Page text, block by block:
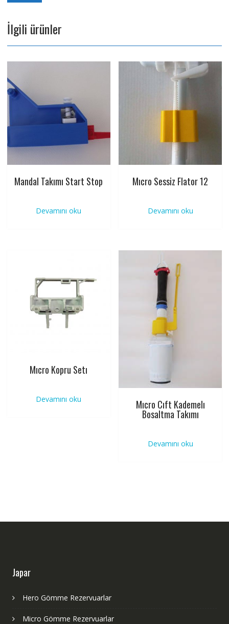
İlgili ürünler
Mandal Takımı Start Stop
Devamını oku
Mıcro Sessiz Flator 12
Devamını oku
Mıcro Kopru Setı
Devamını oku Mıcro Cıft Kademelı
Bosaltma Takımı
Devamını oku
Japar
Hero Gömme Rezervuarlar
Micro Gömme Rezervuarlar